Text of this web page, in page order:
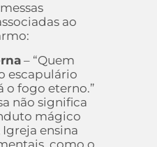
ao
– “Quem
escapulário
o fogo eterno.”
não significa
mágico
Igreja ensina
como o